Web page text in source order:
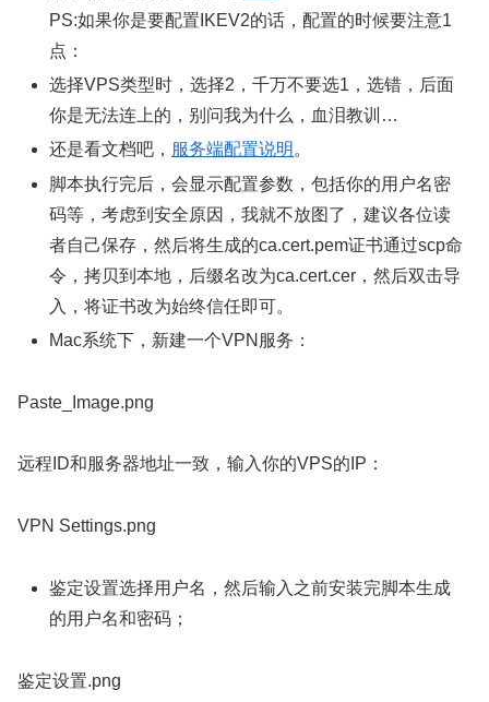
PS:如果你是要配置IKEV2的话，配置的时候要注意1
点：
选择VPS类型时，选择2，千万不要选1，选错，后面
你是无法连上的，别问我为什么，血泪教训…
还是看文档吧， 服务端配置说明 。
脚本执行完后，会显示配置参数，包括你的用户名密
码等，考虑到安全原因，我就不放图了，建议各位读
者自己保存，然后将生成的ca.cert.pem证书通过scp命
令，拷贝到本地，后缀名改为ca.cert.cer，然后双击导
入，将证书改为始终信任即可。
Mac系统下，新建一个VPN服务：
Paste_Image.png
远程ID和服务器地址一致，输入你的VPS的IP：
VPN Settings.png
鉴定设置选择用户名，然后输入之前安装完脚本生成
的用户名和密码；
鉴定设置.png